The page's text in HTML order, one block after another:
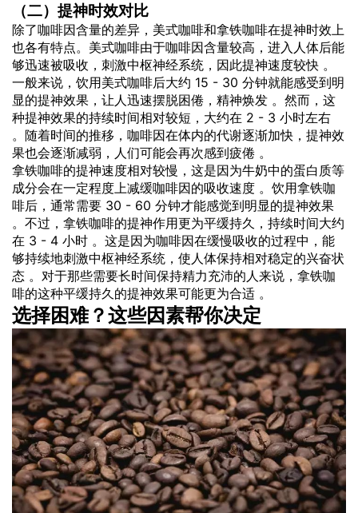
（二）提神时效对比
除了咖啡因含量的差异，美式咖啡和拿铁咖啡在提神时效上
也各有特点。美式咖啡由于咖啡因含量较高，进入人体后能
够迅速被吸收，刺激中枢神经系统，因此提神速度较快 。
一般来说，饮用美式咖啡后大约 15 - 30 分钟就能感受到明
显的提神效果，让人迅速摆脱困倦，精神焕发 。然而，这
种提神效果的持续时间相对较短，大约在 2 - 3 小时左右
。随着时间的推移，咖啡因在体内的代谢逐渐加快，提神效
果也会逐渐减弱，人们可能会再次感到疲倦 。
拿铁咖啡的提神速度相对较慢，这是因为牛奶中的蛋白质等
成分会在一定程度上减缓咖啡因的吸收速度 。饮用拿铁咖
啡后，通常需要 30 - 60 分钟才能感觉到明显的提神效果
。不过，拿铁咖啡的提神作用更为平缓持久，持续时间大约
在 3 - 4 小时 。这是因为咖啡因在缓慢吸收的过程中，能
够持续地刺激中枢神经系统，使人体保持相对稳定的兴奋状
态 。对于那些需要长时间保持精力充沛的人来说，拿铁咖
啡的这种平缓持久的提神效果可能更为合适 。
选择困难？这些因素帮你决定